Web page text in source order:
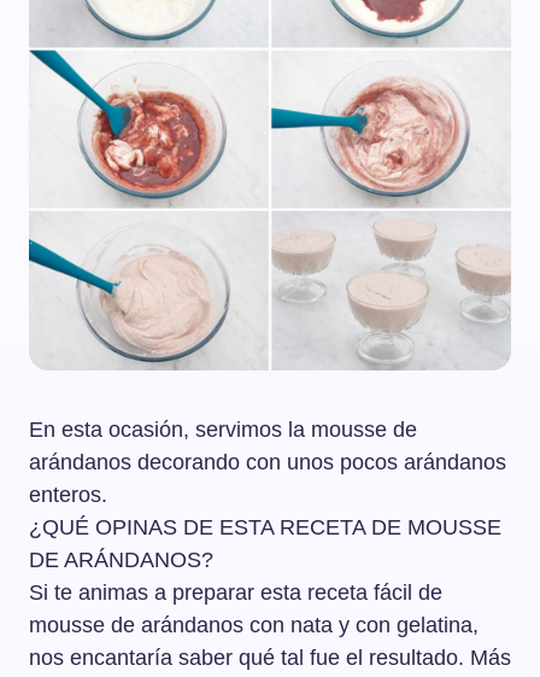
En esta ocasión, servimos la mousse de
arándanos decorando con unos pocos arándanos
enteros.
¿QUÉ OPINAS DE ESTA RECETA DE MOUSSE
DE ARÁNDANOS?
Si te animas a preparar esta receta fácil de
mousse de arándanos con nata y con gelatina,
nos encantaría saber qué tal fue el resultado. Más